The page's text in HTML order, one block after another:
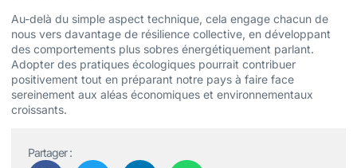
Au-delà du simple aspect technique, cela engage chacun de
nous vers davantage de résilience collective, en développant
des comportements plus sobres énergétiquement parlant.
Adopter des pratiques écologiques pourrait contribuer
positivement tout en préparant notre pays à faire face
sereinement aux aléas économiques et environnementaux
croissants.
Partager :